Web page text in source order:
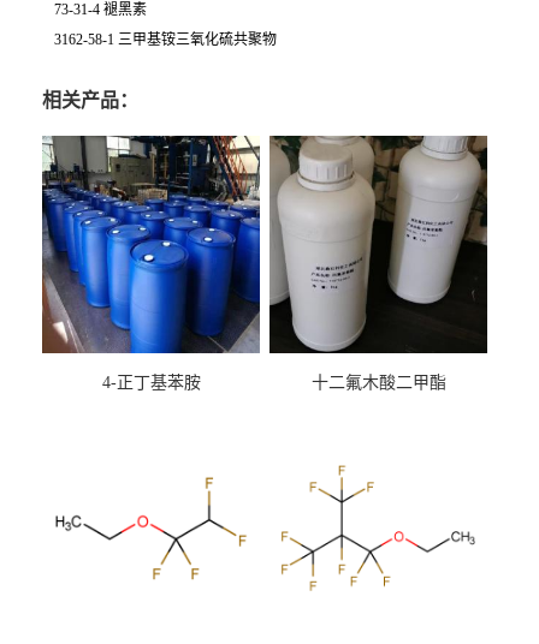
73-31-4 褪黑素
3162-58-1 三甲基铵三氧化硫共聚物
相关产品：
4-正丁基苯胺 十二氟木酸二甲酯